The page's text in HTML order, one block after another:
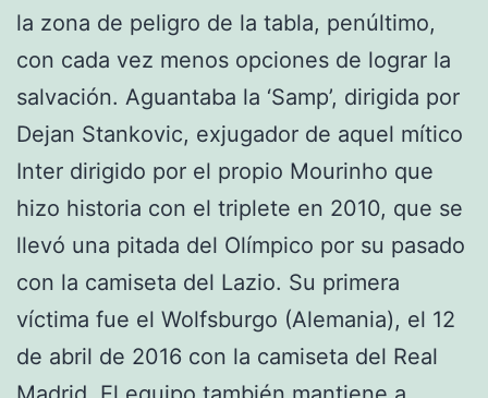
la zona de peligro de la tabla, penúltimo,
con cada vez menos opciones de lograr la
salvación. Aguantaba la ‘Samp’, dirigida por
Dejan Stankovic, exjugador de aquel mítico
Inter dirigido por el propio Mourinho que
hizo historia con el triplete en 2010, que se
llevó una pitada del Olímpico por su pasado
con la camiseta del Lazio. Su primera
víctima fue el Wolfsburgo (Alemania), el 12
de abril de 2016 con la camiseta del Real